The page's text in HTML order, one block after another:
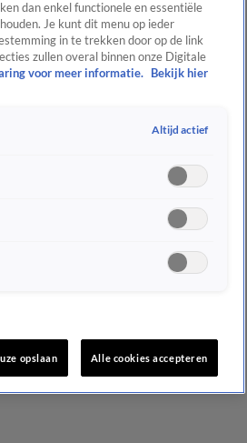
dan enkel functionele en essentiële
Je kunt dit menu op ieder
in te trekken door op de link
zullen overal binnen onze Digitale
voor meer informatie.
Bekijk hier
Altijd actief
opslaan Alle cookies accepteren